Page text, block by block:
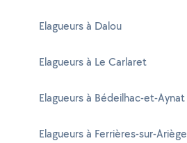
Elagueurs à Dalou
Elagueurs à Le Carlaret
Elagueurs à Bédeilhac-et-Aynat
Elagueurs à Ferrières-sur-Ariège